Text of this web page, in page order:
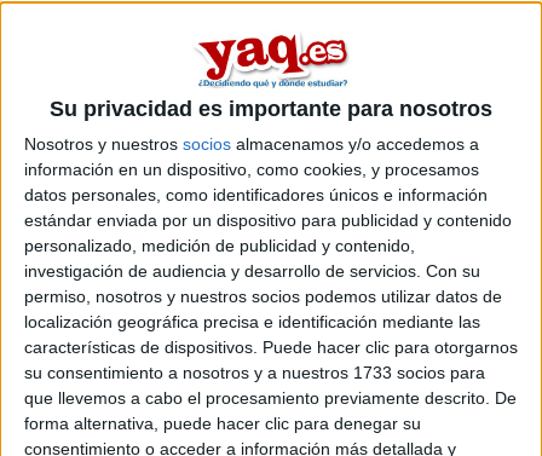
Su privacidad es importante para nosotros
Nosotros y nuestros socios almacenamos y/o accedemos a
información en un dispositivo, como cookies, y procesamos
datos personales, como identificadores únicos e información
estándar enviada por un dispositivo para publicidad y contenido
personalizado, medición de publicidad y contenido,
investigación de audiencia y desarrollo de servicios. Con su
permiso, nosotros y nuestros socios podemos utilizar datos de
localización geográfica precisa e identificación mediante las
características de dispositivos. Puede hacer clic para otorgarnos
su consentimiento a nosotros y a nuestros 1733 socios para
que llevemos a cabo el procesamiento previamente descrito. De
forma alternativa, puede hacer clic para denegar su
consentimiento o acceder a información más detallada y
Sobre ti
Soy:*
Chico
Chica
¿En qué año terminas (o terminaste) bachillerato o FP?